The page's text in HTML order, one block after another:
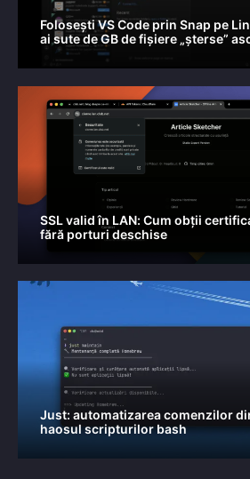
Folosești VS Code prin Snap pe
ai sute de GB de fișiere „șterse”
SSL valid în LAN: Cum obții
fără porturi deschise
Just: automatizarea comenzilor
haosul scripturilor bash